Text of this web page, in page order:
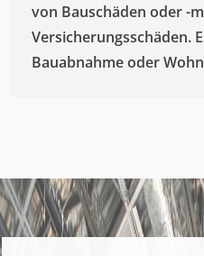
von Bauschäden oder -
Versicherungsschäden.
Bauabnahme oder